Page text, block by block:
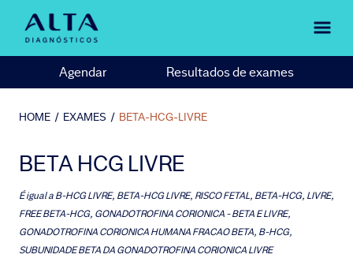
Agendar Resultados de exames
HOME / EXAMES / BETA-HCG-LIVRE
BETA HCG LIVRE
É igual aB-HCG LIVRE, BETA-HCG LIVRE, RISCO FETAL, BETA-HCG, LIVRE,
FREE BETA-HCG, GONADOTROFINA CORIONICA - BETA E LIVRE,
GONADOTROFINA CORIONICA HUMANA FRACAO BETA, B-HCG,
SUBUNIDADE BETA DA GONADOTROFINA CORIONICA LIVRE